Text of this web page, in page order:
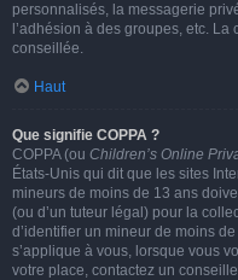
personnalisés, la messagerie
l’adhésion à des groupes, etc.
conseillée.
Haut
Que signifie COPPA ?
COPPA (ou Children’s Online
États-Unis qui dit que les sites
mineurs de moins de 13 ans
(ou d’un tuteur légal) pour la
d’identifier un mineur de moins
s’applique à vous, lorsque vous
votre place, contactez un